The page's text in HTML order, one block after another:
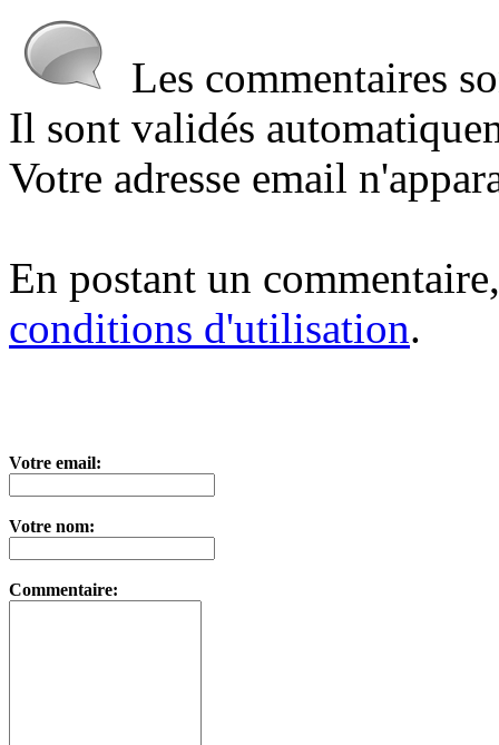
Les commentaires
Il sont validés
Votre adresse email
En postant un
conditions d'utilisation.
Votre email:
Votre nom:
Commentaire: